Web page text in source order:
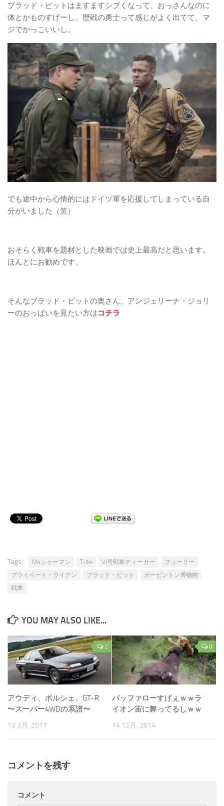
ブラッド・ピットはますますシブくなって、おっさんなのに
体とかものすげーし、歴戦の勇士って感じがよく出てて、マ
ジでかっこいいし。
でも途中から心情的にはドイツ軍を応援してしまっている自
分がいました（笑）
おそらく戦車を題材とした映画では史上最高だと思います。
ほんとにお勧めです。
そんなブラッド・ピットの奥さん、アンジェリーナ・ジョリ
ーのおっぱいを見たい方はコチラ
Tags: M4シャーマン T-34 VI号戦車ティーガー
フューリー
プライベート・ライアン
ブラッド・ピット
ボービントン博物館
戦車
YOU MAY ALSO LIKE...
2
アウディ、ポルシェ、GT-R
〜スーパー4WDの系譜〜
13 3月, 2017
0
バッファローすげぇｗｗラ
イオン宙に舞ってるしｗｗ
14 12月, 2014
コメントを残す
コメント